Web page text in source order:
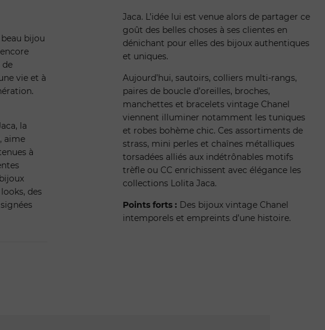
bijou
de
vie et à
la
aime
à
des
Jaca. L’idée lui est venue alors de partager ce
goût des belles choses à ses clientes en
dénichant pour elles des bijoux authentiques
et uniques.
Aujourd’hui, sautoirs, colliers multi-rangs,
paires de boucle d’oreilles, broches,
manchettes et bracelets vintage Chanel
viennent illuminer notamment les tuniques
et robes bohème chic. Ces assortiments de
strass, mini perles et chaînes métalliques
torsadées alliés aux indétrônables motifs
trèfle ou CC enrichissent avec élégance les
collections Lolita Jaca.
Points forts : Des bijoux vintage Chanel
intemporels et empreints d’une histoire.